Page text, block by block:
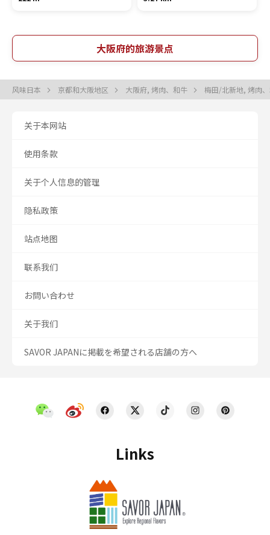
大阪府的旅游景点
风味日本 京都和大阪地区 大阪府, 烤肉、和牛 梅田/北新地, 烤肉
Links
关于本网站
使用条款
关于个人信息的管理
隐私政策
站点地图
联系我们
お問い合わせ
关于我们
SAVOR JAPANに掲載を希望される店舗の方へ